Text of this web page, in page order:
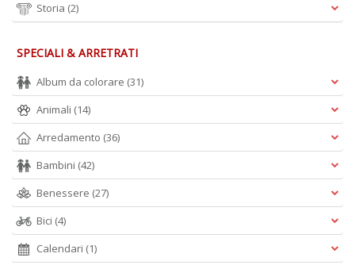
Storia (2)
SPECIALI & ARRETRATI
Album da colorare (31)
Animali (14)
Arredamento (36)
Bambini (42)
Benessere (27)
Bici (4)
Calendari (1)